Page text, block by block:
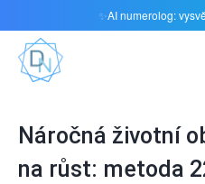
Náročná životní
na růst: metoda
✨AI numerolog: